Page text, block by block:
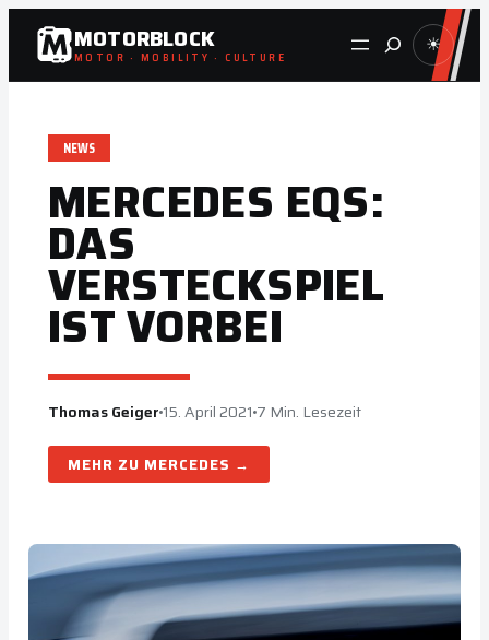
Zum
Inhalt
springen
MOTORBLOCK
MOTOR · MOBILITY · CULTURE Suche ☀
NEWS
MERCEDES EQS:
DAS
VERSTECKSPIEL
IST VORBEI
Thomas Geiger 15. April 2021 7 Min. Lesezeit
MERCEDES